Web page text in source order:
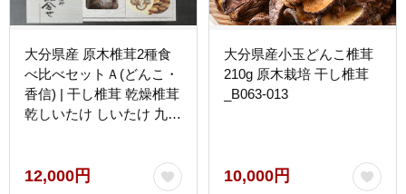
大分県産 原木椎茸2種食
べ比べセットＡ(どんこ・
香信) | 干し椎茸 乾燥椎茸
乾しいたけ しいたけ 九州
12,000円
大分県産小玉どんこ椎茸
210g 原木栽培 干し椎茸
_B063-013
10,000円